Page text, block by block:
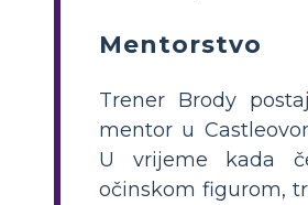
Mentorstvo
Trener Brody
mentor u
U vrijeme kada
očinskom figurom,